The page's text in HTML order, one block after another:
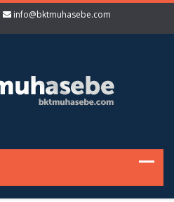
info@bktmuhasebe.com